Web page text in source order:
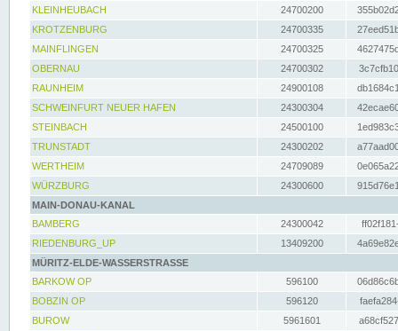
KLEINHEUBACH 24700200
KROTZENBURG
24700335
MAINFLINGEN
24700325
OBERNAU
24700302
RAUNHEIM
24900108
SCHWEINFURT NEUER HAFEN
24300304
STEINBACH
24500100
TRUNSTADT
24300202
WERTHEIM
24709089
WÜRZBURG
24300600
MAIN-DONAU-KANAL
BAMBERG
24300042
RIEDENBURG_UP
13409200
MÜRITZ-ELDE-WASSERSTRASSE
BARKOW OP
596100
BOBZIN OP
596120
BUROW
5961601